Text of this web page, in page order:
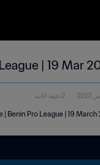
| 19 Mar
2دقيقة 1ثانية
| Benin Pro League | 19 March